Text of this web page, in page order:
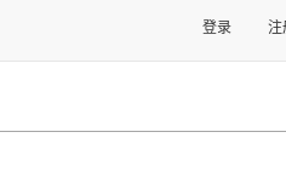
登录 注